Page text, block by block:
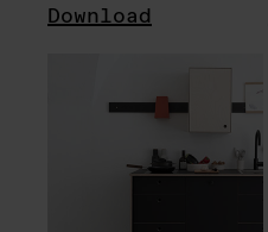
Download